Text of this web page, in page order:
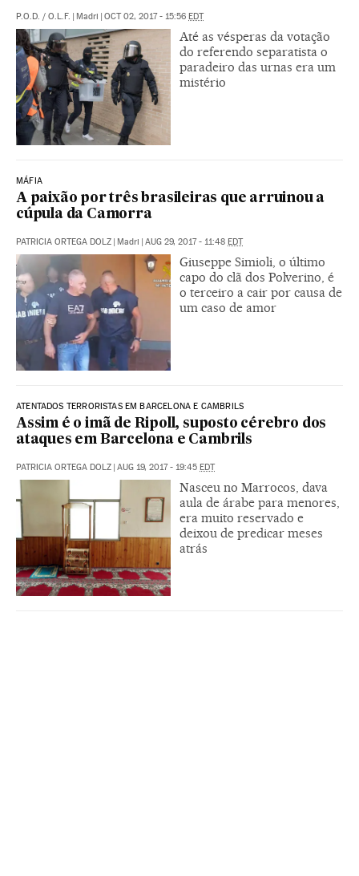
P.O.D. / O.L.F. | Madri | OCT 02, 2017 - 15:56 EDT
Até as vésperas da votação
do referendo separatista o
paradeiro das urnas era um
mistério
MÁFIA
A paixão por três brasileiras que arruinou a
cúpula da Camorra
PATRICIA ORTEGA DOLZ | Madri | AUG 29, 2017 - 11:48 EDT
Giuseppe Simioli, o último
capo do clã dos Polverino, é
o terceiro a cair por causa de
um caso de amor
ATENTADOS TERRORISTAS EM BARCELONA E CAMBRILS
Assim é o imã de Ripoll, suposto cérebro dos
ataques em Barcelona e Cambrils
PATRICIA ORTEGA DOLZ | AUG 19, 2017 - 19:45 EDT
Nasceu no Marrocos, dava
aula de árabe para menores,
era muito reservado e
deixou de predicar meses
atrás